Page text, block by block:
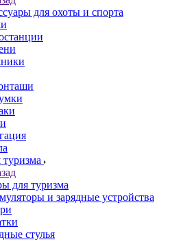
для охоты и спорта
для туризма
и зарядные устройства
стулья